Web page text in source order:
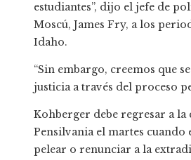
estudiantes”, dijo el jefe de
Moscú, James Fry, a los
Idaho.
“Sin embargo, creemos que
justicia a través del proceso
Kohberger debe regresar a la
Pensilvania el martes cuando
pelear o renunciar a la